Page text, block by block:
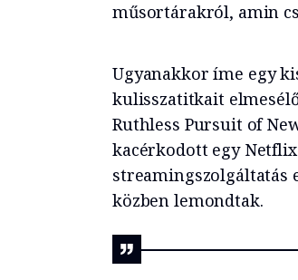
műsortárakról, amin
Ugyanakkor íme egy
kulisszatitkait
Ruthless Pursuit of
kacérkodott egy
streamingszolgáltatás
közben lemondtak.